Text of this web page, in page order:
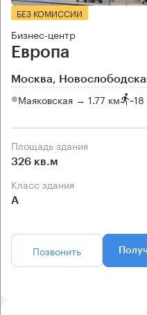
БЕЗ КОМИССИИ
Бизнес-центр
Европа
Москва,
Маяковская → 1.77 км ~
Площадь здания
326 кв.м
Класс здания
А
Позвонить